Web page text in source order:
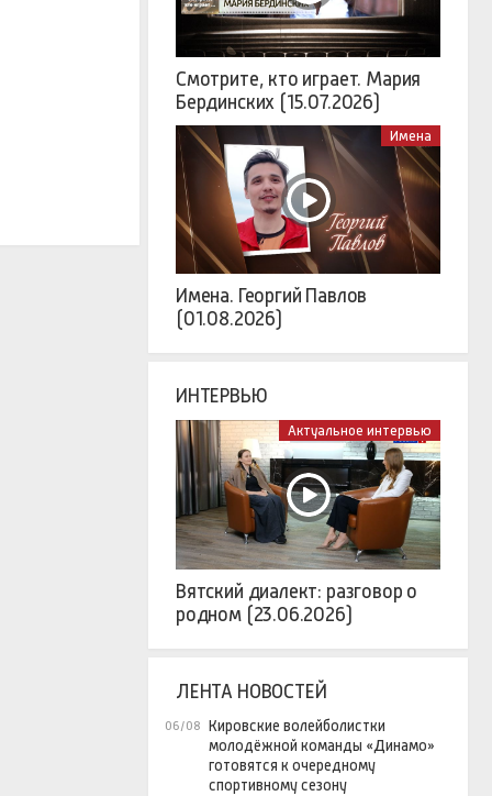
Смотрите, кто играет. Мария
Бердинских (15.07.2026)
Имена
Имена. Георгий Павлов
(01.08.2026)
ИНТЕРВЬЮ
Актуальное интервью
Вятский диалект: разговор о
родном (23.06.2026)
ЛЕНТА НОВОСТЕЙ
06/08 Кировские волейболистки
молодёжной команды «Динамо»
готовятся к очередному
спортивному сезону